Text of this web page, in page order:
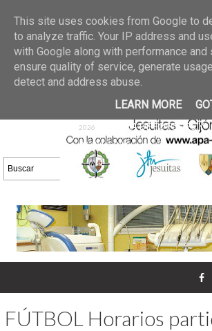
02 jun 2026
GALERIA DE
30/05/2026
25 may 2026
DE FOTOS 23/05/2026
20
2026
GALERIA DE FOTOS
16/05/2026
DE FOTOS 09/05/2026
28
2026
GALERIA DE FOTOS 25 Y
26/04/2026
FÚTBOL Horarios
This site uses cookies from Google to
to analyze traffic. Your IP address and
with Google along with performance
ensure quality of service, generate
detect and address abuse.
LEARN MORE